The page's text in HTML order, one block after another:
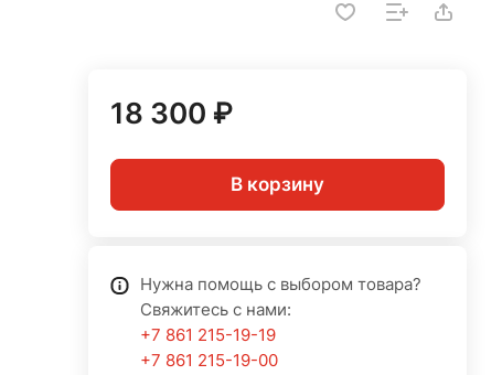
18 300 ₽
В корзину
Нужна помощь с выбором товара?
Свяжитесь с нами:
+7 861 215-19-19
+7 861 215-19-00